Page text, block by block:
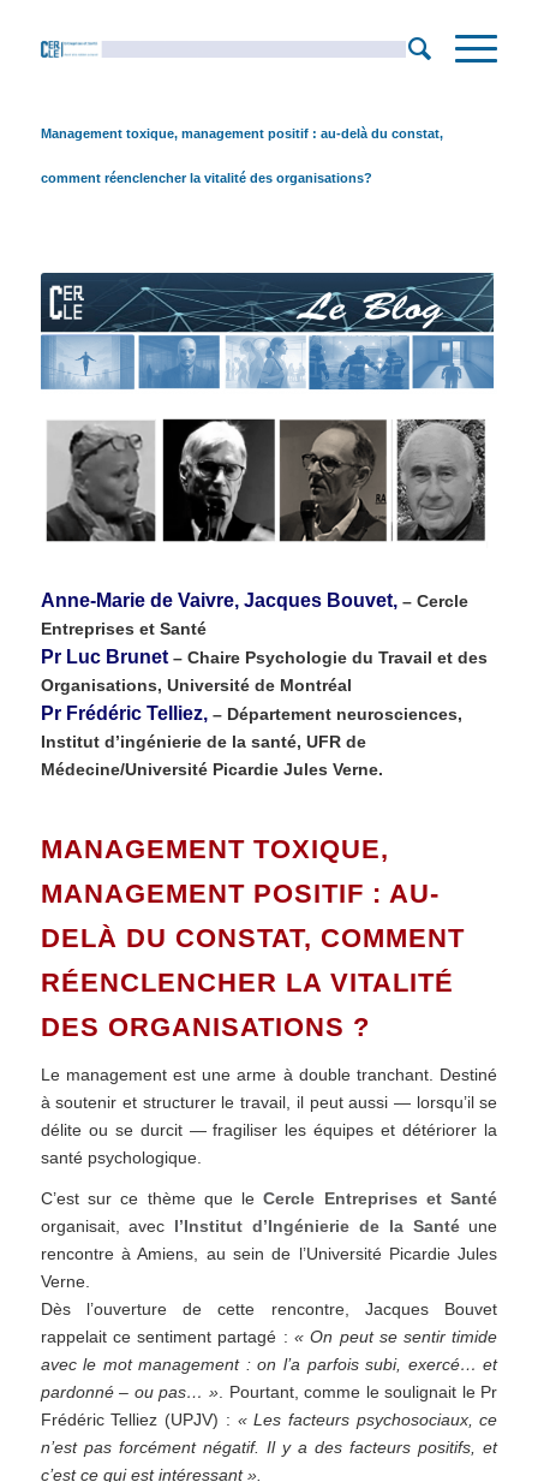
Management toxique, management positif : au-delà du constat,
comment réenclencher la vitalité des organisations?
Anne-Marie de Vaivre, Jacques Bouvet, – Cercle
Entreprises et Santé
Pr Luc Brunet – Chaire Psychologie du Travail et des
Organisations, Université de Montréal
Pr Frédéric Telliez, – Département neurosciences,
Institut d’ingénierie de la santé, UFR de
Médecine/Université Picardie Jules Verne.
MANAGEMENT TOXIQUE,
MANAGEMENT POSITIF : AU-
DELÀ DU CONSTAT, COMMENT
RÉENCLENCHER LA VITALITÉ
DES ORGANISATIONS ?
Le management est une arme à double tranchant. Destiné
à soutenir et structurer le travail, il peut aussi — lorsqu’il se
délite ou se durcit — fragiliser les équipes et détériorer la
santé psychologique.
C’est sur ce thème que leCercle Entreprises et Santé
organisait, avec l’Institut d’Ingénierie de la Santéune
rencontre à Amiens, au sein de l’Université Picardie Jules
Verne.
Dès l’ouverture de cette rencontre, Jacques Bouvet
rappelait ce sentiment partagé : « On peut se sentir timide
avec le mot management : on l’a parfois subi, exercé… et
pardonné – ou pas… ». Pourtant, comme le soulignait le Pr
Frédéric Telliez (UPJV) : « Les facteurs psychosociaux, ce
n’est pas forcément négatif. Il y a des facteurs positifs, et
c’est ce qui est intéressant ».